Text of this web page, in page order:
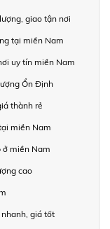
giao tận nơi
tại miền Nam
uy tín miền Nam
Ổn Định
thành rẻ
miền Nam
ở miền Nam
cao
nhanh, giá tốt